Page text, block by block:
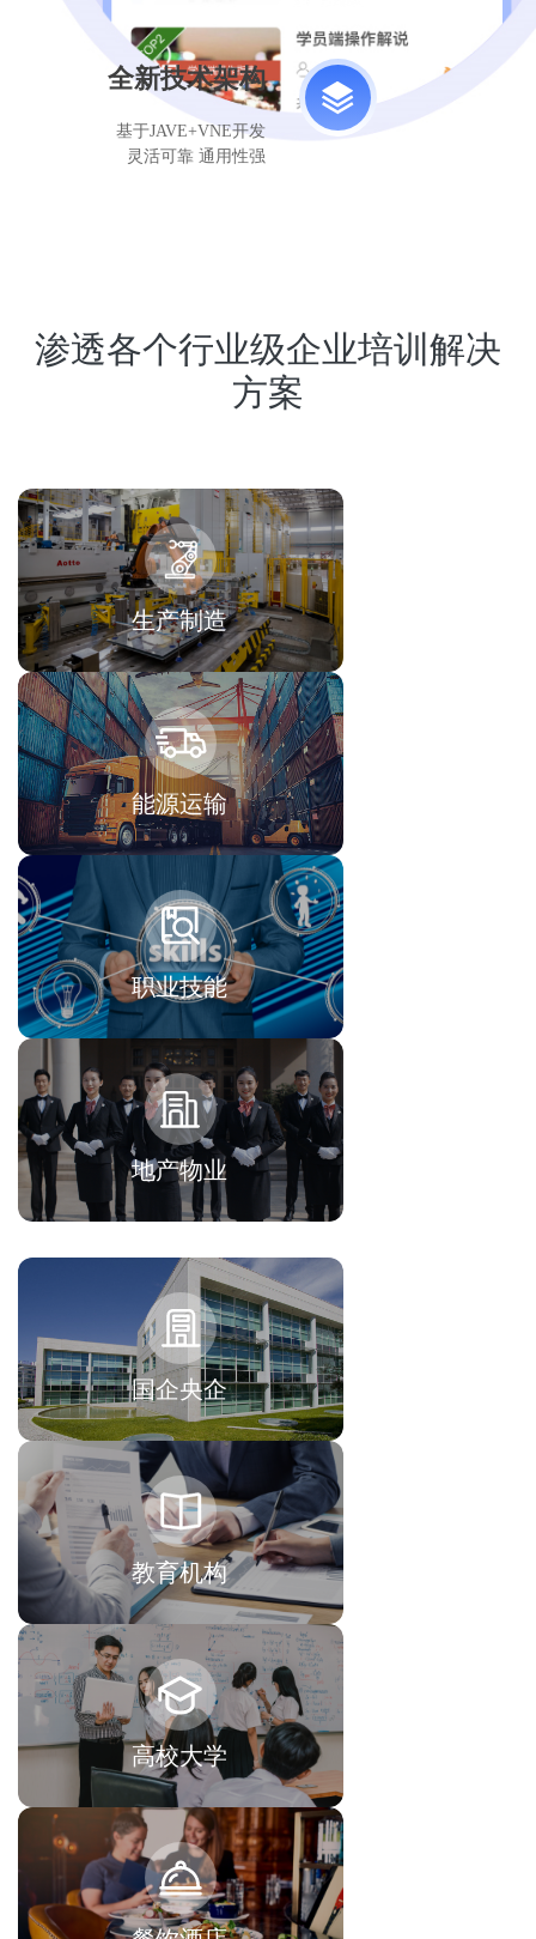
全新技术架构
基于JAVE+VNE开发
灵活可靠 通用性强
渗透各个行业级企业培训解决
方案
生产制造
能源运输
职业技能
地产物业
国企央企
教育机构
高校大学